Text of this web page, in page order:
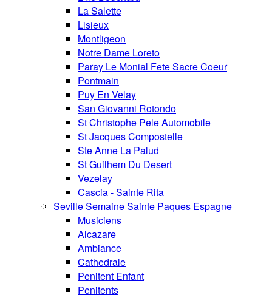
La Salette
Lisieux
Montligeon
Notre Dame Loreto
Paray Le Monial Fete Sacre Coeur
Pontmain
Puy En Velay
San Giovanni Rotondo
St Christophe Pele Automobile
St Jacques Compostelle
Ste Anne La Palud
St Guilhem Du Desert
Vezelay
Cascia - Sainte Rita
Seville Semaine Sainte Paques Espagne
Musiciens
Alcazare
Ambiance
Cathedrale
Penitent Enfant
Penitents